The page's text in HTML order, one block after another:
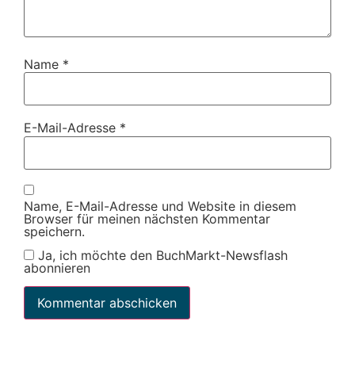
Name *
E-Mail-Adresse *
Name, E-Mail-Adresse und Website in diesem
Browser für meinen nächsten Kommentar
speichern.
Ja, ich möchte den BuchMarkt-Newsflash
abonnieren